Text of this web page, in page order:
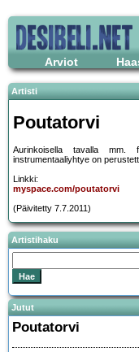
Arviot
Artisti
Poutatorvi
Aurinkoisella tavalla mm.
instrumentaaliyhtye on
Linkki:
myspace.com/poutatorvi
(Päivitetty 7.7.2011)
Artistihaku
Jutut
Poutatorvi